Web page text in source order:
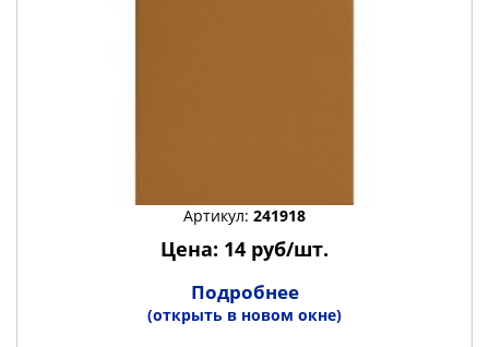
Артикул: 241918
Цена: 14 руб/шт.
Подробнее
(открыть в новом окне)